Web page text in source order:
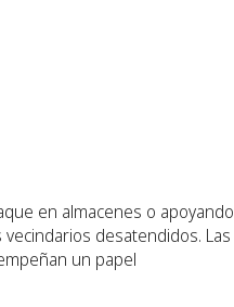
en almacenes o apoyando
desatendidos. Las
un papel